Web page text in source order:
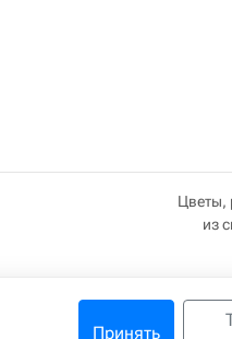
Цветы,
из
Принять